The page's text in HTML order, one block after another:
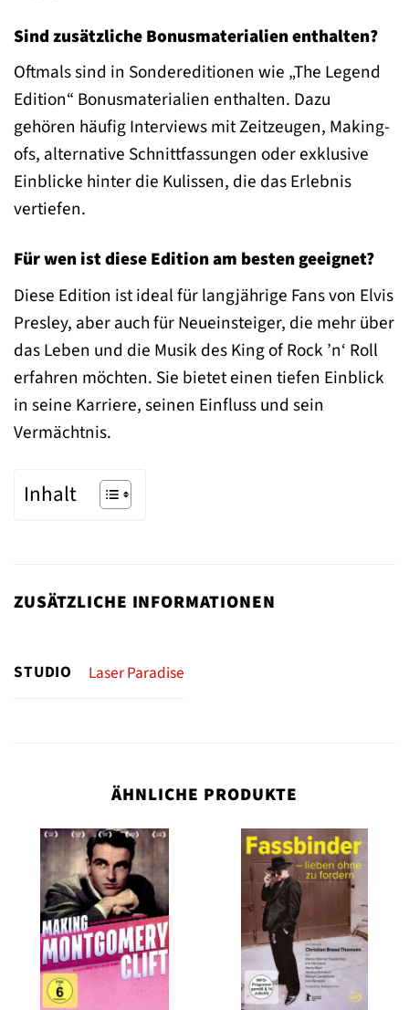
Sind zusätzliche Bonusmaterialien enthalten?
Oftmals sind in Sondereditionen wie „The Legend
Edition“ Bonusmaterialien enthalten. Dazu
gehören häufig Interviews mit Zeitzeugen, Making-
ofs, alternative Schnittfassungen oder exklusive
Einblicke hinter die Kulissen, die das Erlebnis
vertiefen.
Für wen ist diese Edition am besten geeignet?
Diese Edition ist ideal für langjährige Fans von Elvis
Presley, aber auch für Neueinsteiger, die mehr über
das Leben und die Musik des King of Rock ’n‘ Roll
erfahren möchten. Sie bietet einen tiefen Einblick
in seine Karriere, seinen Einfluss und sein
Vermächtnis.
Inhalt
ZUSÄTZLICHE INFORMATIONEN
STUDIO Laser Paradise
ÄHNLICHE PRODUKTE